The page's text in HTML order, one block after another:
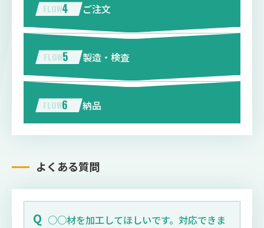
4 ご注文
5 製造・検査
6 納品
よくある質問
○○材を加工してほしいです。対応できま